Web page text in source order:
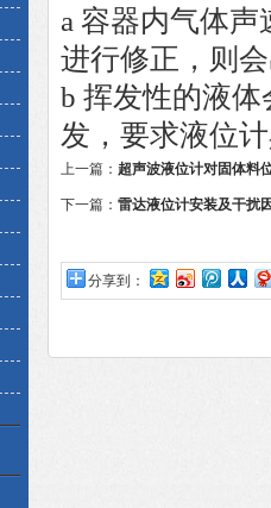
a 容器内气体
进行修正，则
b 挥发性的液
发，要求液位
上一篇： 超声波液位计对固体料
下一篇： 雷达液位计安装及干扰
分享到：